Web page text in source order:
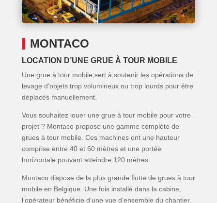
MONTACO
LOCATION D’UNE GRUE À TOUR MOBILE
Une grue à tour mobile sert à soutenir les opérations de
levage d’objets trop volumineux ou trop lourds pour être
déplacés manuellement.
Vous souhaitez louer une grue à tour mobile pour votre
projet ? Montaco propose une gamme complète de
grues à tour mobile. Ces machines ont une hauteur
comprise entre 40 et 60 mètres et une portée
horizontale pouvant atteindre 120 mètres.
Montaco dispose de la plus grande flotte de grues à tour
mobile en Belgique. Une fois installé dans la cabine,
l’opérateur bénéficie d’une vue d’ensemble du chantier.